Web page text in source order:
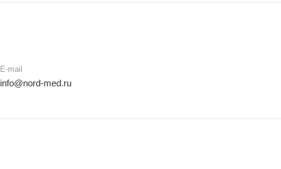
E-mail
info@nord-med.ru